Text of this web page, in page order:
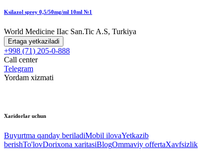
Ksilazol sprey 0,5/50mg/ml 10ml №1
World Мedicine IIac San.Tic A.S, Turkiya
Ertaga yetkaziladi
+998 (71) 205-0-888
Call center
Telegram
Yordam xizmati
Xaridorlar uchun
Buyurtma qanday beriladiMobil ilovaYetkazib
berishTo'lovDorixona xaritasiBlogOmmaviy offertaXavfsizlik